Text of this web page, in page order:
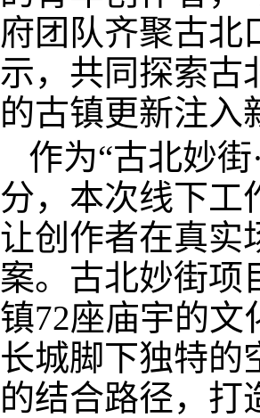
府团队齐聚古北
示，共同探索古
的古镇更新注入
作为“古北妙
分，本次线下工
让创作者在真实
案。古北妙街项
镇72座庙宇的文
长城脚下独特的
的结合路径，打